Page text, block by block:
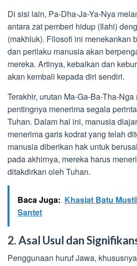
Di sisi lain, Pa-Dha-Ja-Ya-Nya
antara zat pemberi hidup (Ilahi)
(makhluk). Filosofi ini menekankan
dan perilaku manusia akan
mereka. Artinya, kebaikan dan
akan kembali kepada diri sendiri.
Terakhir, urutan Ma-Ga-Ba-Tha-
pentingnya menerima segala
Tuhan. Dalam hal ini, manusia
menerima garis kodrat yang telah
manusia diberikan hak untuk
pada akhirnya, mereka harus
ditakdirkan oleh Tuhan.
Baca Juga: Khasiat Batu
Santet
2. Asal Usul dan
Penggunaan huruf Jawa,